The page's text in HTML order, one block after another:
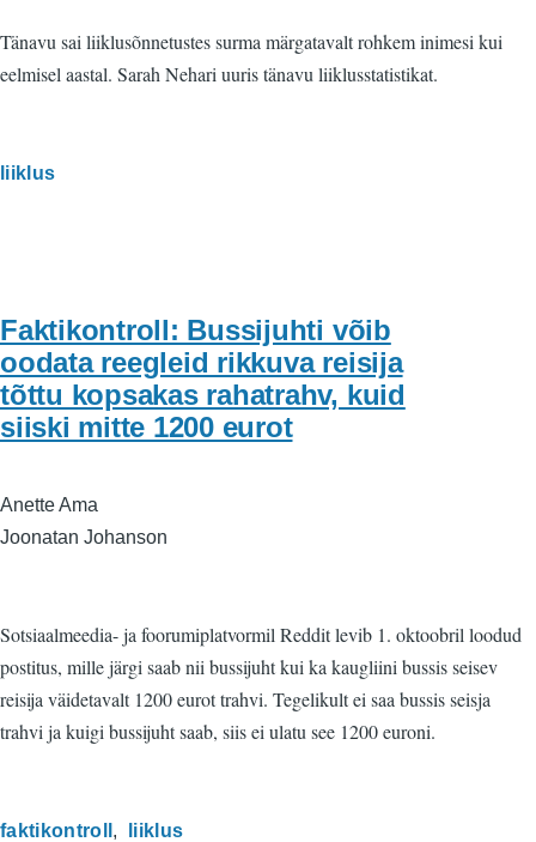
Tänavu sai liiklusõnnetustes surma märgatavalt rohkem inimesi kui
eelmisel aastal. Sarah Nehari uuris tänavu liiklusstatistikat.
liiklus
Faktikontroll: Bussijuhti võib
oodata reegleid rikkuva reisija
tõttu kopsakas rahatrahv, kuid
siiski mitte 1200 eurot
Anette Ama
Joonatan Johanson
Sotsiaalmeedia- ja foorumiplatvormil Reddit levib 1. oktoobril loodud
postitus, mille järgi saab nii bussijuht kui ka kaugliini bussis seisev
reisija väidetavalt 1200 eurot trahvi. Tegelikult ei saa bussis seisja
trahvi ja kuigi bussijuht saab, siis ei ulatu see 1200 euroni.
faktikontroll liiklus